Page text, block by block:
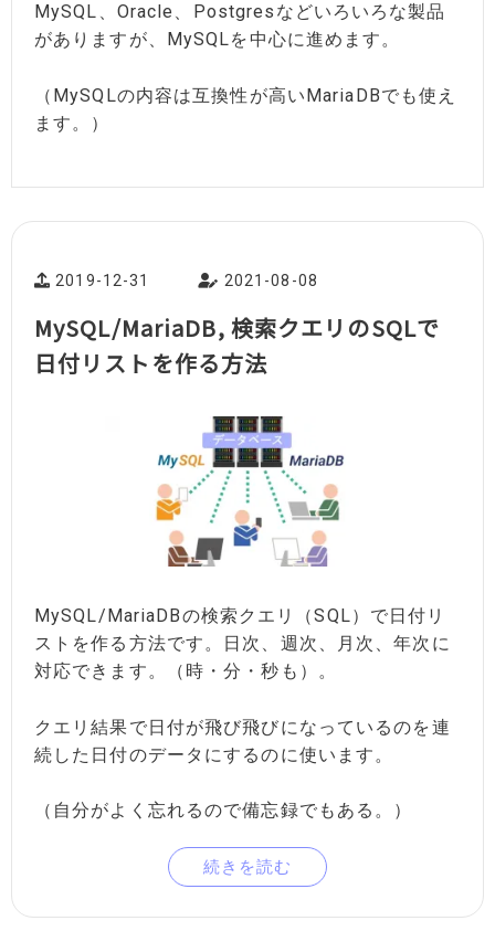
MySQL、Oracle、Postgresなどいろいろな製品
がありますが、MySQLを中心に進めます。
（MySQLの内容は互換性が高いMariaDBでも使え
ます。）
2019-12-31 2021-08-08
MySQL/MariaDB, 検索クエリのSQLで
日付リストを作る方法
MySQL/MariaDBの検索クエリ（SQL）で日付リ
ストを作る方法です。日次、週次、月次、年次に
対応できます。（時・分・秒も）。
クエリ結果で日付が飛び飛びになっているのを連
続した日付のデータにするのに使います。
（自分がよく忘れるので備忘録でもある。）
続きを読む